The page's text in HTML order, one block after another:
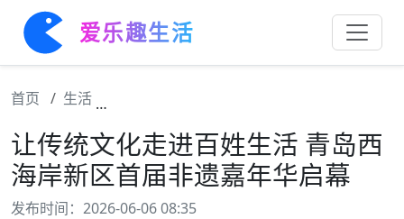
爱乐趣生活
首页 生活
让传统文化走进百姓生活 青岛西
海岸新区首届非遗嘉年华启幕
发布时间：2026-06-06 08:35